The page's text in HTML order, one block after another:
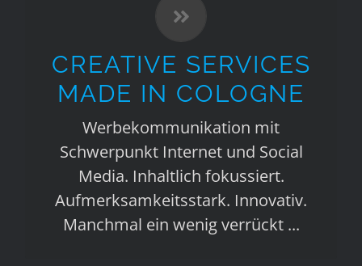
CREATIVE SERVICES
MADE IN COLOGNE
Werbekommunikation mit
Schwerpunkt Internet und Social
Media. Inhaltlich fokussiert.
Aufmerksamkeitsstark. Innovativ.
Manchmal ein wenig verrückt ...
Referenzen
Kontakt